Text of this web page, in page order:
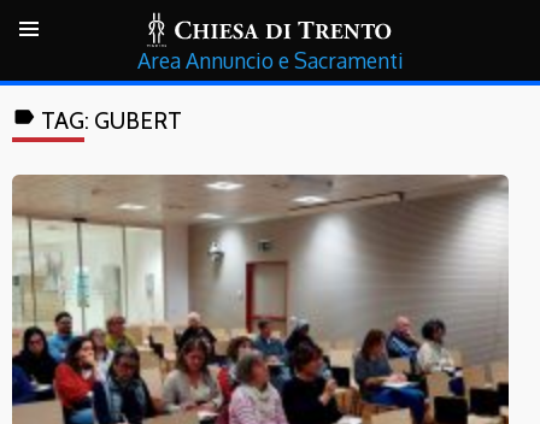
Annuncio e Sacramenti
label TAG: GUBERT